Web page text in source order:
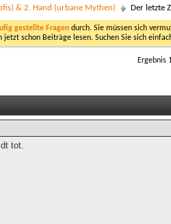
& 2. Hand (urbane Mythen) Der letzte
gestellte Fragen durch. Sie müssen sich
schon Beiträge lesen. Suchen Sie sich
Ergebnis
tot.